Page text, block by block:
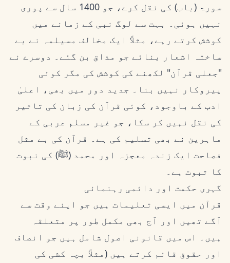
سورۃ (باب) کی نقل کرے، جو 1400 سال سے پوری
نہیں ہوئی۔ بہت سے لوگ نبی کے زمانے میں
کوشش کرتے رہے، مثلاً ایک مخالف مسیلمہ نے بے
ساختہ اشعار بنائے جو مذاق بن گئے۔ دوسرے نے
"جعلی قرآن" لکھنے کی کوشش کی مگر کوئی
پیروکار نہیں بنا۔ جدید دور میں بھی، اعلیٰ
ادب کے باوجود، کوئی قرآن کی زبان کی تاثیر
کی نقل نہیں کر سکا، جو غیر مسلم عربی کے
ماہرین نے بھی تسلیم کی ہے۔ قرآن کی بے مثل
فصاحت ایک زندہ معجزہ اور محمد (ﷺ) کی نبوت
کا ثبوت ہے۔
گہری حکمت اور دائمی رہنمائی
قرآن میں ایسی تعلیمات ہیں جو اپنے وقت سے
آگے تھیں اور آج بھی مکمل طور پر متعلقہ
ہیں۔ اس میں قانونی اصول شامل ہیں جو انصاف
اور حقوق قائم کرتے ہیں (مثلاً بچہ کشی کی